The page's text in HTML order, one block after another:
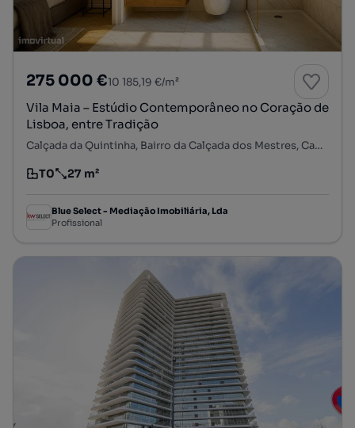
275 000 €10 185,19 €/m²
Vila Maia – Estúdio Contemporâneo no Coração de
Lisboa, entre Tradição
Calçada da Quintinha, Bairro da Calçada dos Mestres, Campolide, Lisboa, Lisboa
Tipologia
T0
Preço por metro quadrado
27 m²
Blue Select - Mediação Imobiliária, Lda
Profissional